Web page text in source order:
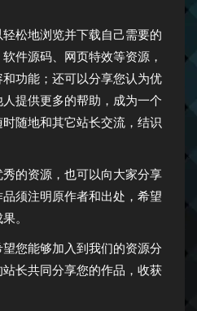
松地浏览并下载自己需要的
件源码、网页特效等资源，
功能；还可以分享您认为优
提供更多的帮助，成为一个
随地和其它站长交流，结识
的资源，也可以向大家分享
须注明原作者和出处，希望
。
您能够加入到我们的资源分
长共同分享您的作品，收获